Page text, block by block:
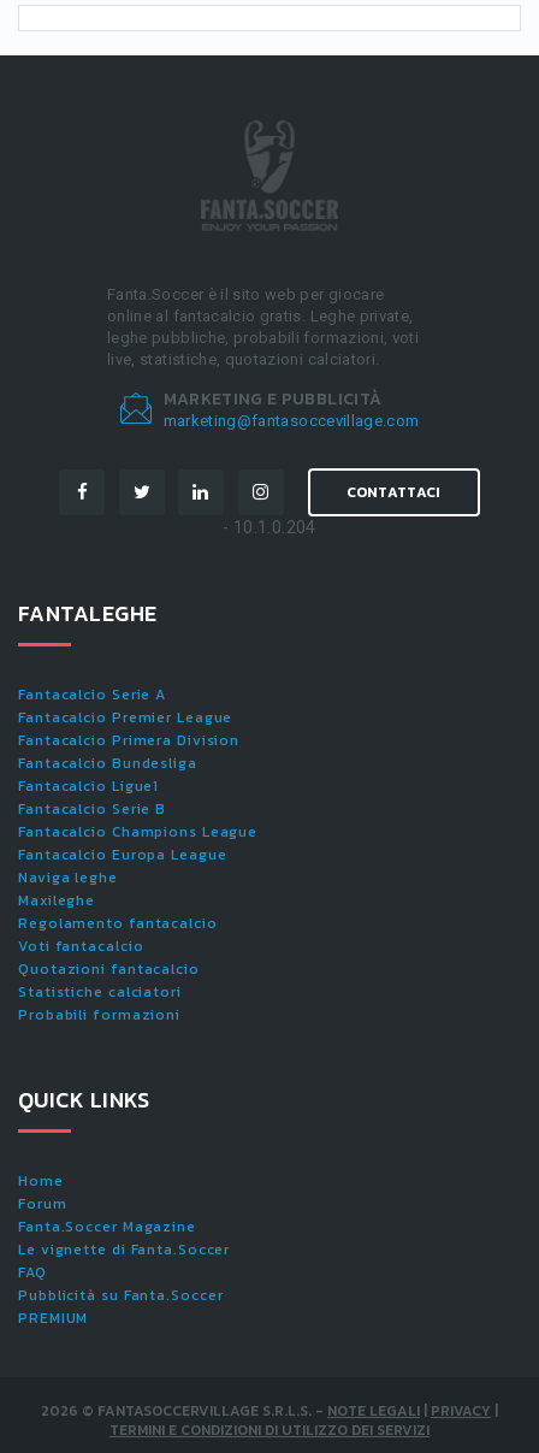
Fanta.Soccer è il sito web per giocare
online al fantacalcio gratis. Leghe private,
leghe pubbliche, probabili formazioni, voti
live, statistiche, quotazioni calciatori.
MARKETING E PUBBLICITÀ
marketing@fantasoccevillage.com
CONTATTACI
- 10.1.0.204
FANTALEGHE
Fantacalcio Serie A
Fantacalcio Premier League
Fantacalcio Primera Division
Fantacalcio Bundesliga
Fantacalcio Ligue1
Fantacalcio Serie B
Fantacalcio Champions League
Fantacalcio Europa League
Naviga leghe
Maxileghe
Regolamento fantacalcio
Voti fantacalcio
Quotazioni fantacalcio
Statistiche calciatori
Probabili formazioni
QUICK LINKS
Home
Forum
Fanta.Soccer Magazine
Le vignette di Fanta.Soccer
FAQ
Pubblicità su Fanta.Soccer
PREMIUM
2026 © FANTASOCCERVILLAGE S.R.L.S. - NOTE LEGALI | PRIVACY |
TERMINI E CONDIZIONI DI UTILIZZO DEI SERVIZI